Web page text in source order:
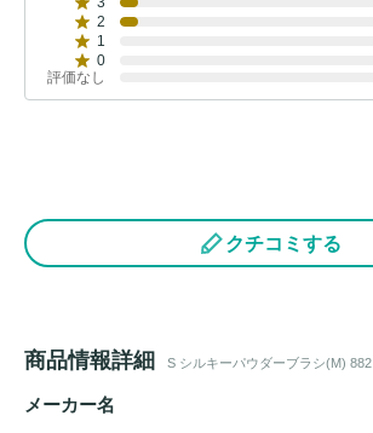
2
1
0
評価なし
クチコミする
商品情報詳細 S シルキーパウダーブラシ(M) 882
メーカー名